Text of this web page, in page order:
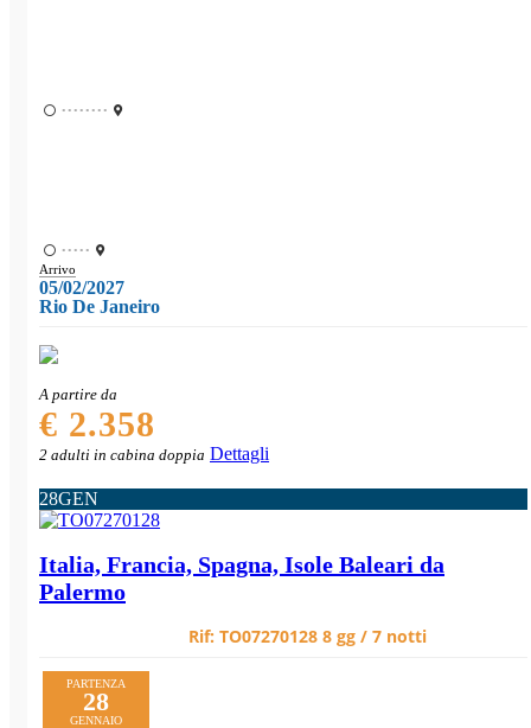
••••••••
•••••
Arrivo
05/02/2027
Rio De Janeiro
A partire da
€ 2.358
2 adulti in cabina doppia Dettagli
28GEN
Italia, Francia, Spagna, Isole Baleari da
Palermo
Rif: TO07270128 8 gg / 7 notti
PARTENZA
28
GENNAIO